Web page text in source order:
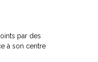
par des
à son centre